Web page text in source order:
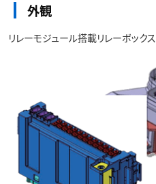
外観
リレーモジュール搭載リレーボックス